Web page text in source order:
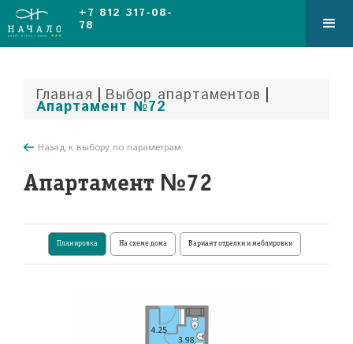
+7 812 317-08-
78
Главная | Выбор апартаментов |
Апартамент №72
Назад к выбору по параметрам
Апартамент №72
Планировка На схеме дома Вариант отделки и меблировки